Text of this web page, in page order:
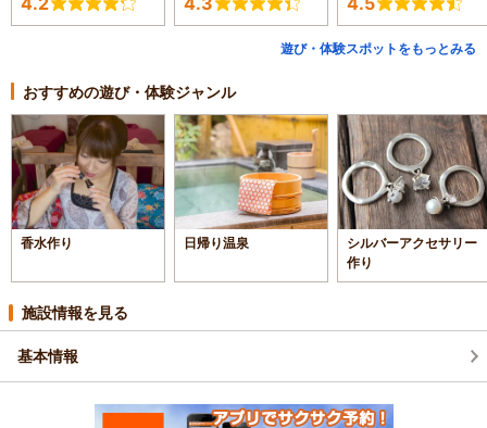
遊び・体験スポットをもっとみる
おすすめの遊び・体験ジャンル
香水作り 日帰り温泉
シルバーアクセサリー
作り
施設情報を見る
基本情報